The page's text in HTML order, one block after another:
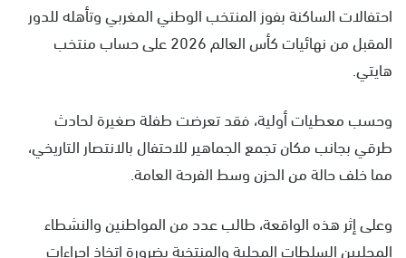
ن
احتفالات الساكنة بفوز المنتخب الوطني المغربي وتأهله للدور
المقبل من نهائيات كأس العالم 2026 على حساب منتخب
هايتي.
وحسب معطيات أولية، فقد تعرضت طفلة صغيرة لحادث
طرقي بجانب مكان تجمع الجماهير للاحتفال بالانتصار التاريخي،
مما خلف حالة من الحزن وسط الفرحة العامة.
وعلى إثر هذه الواقعة، طالب عدد من المواطنين والنشطاء
المحليين السلطات المحلية والمنتخبة بضرورة اتخاذ إجراءات